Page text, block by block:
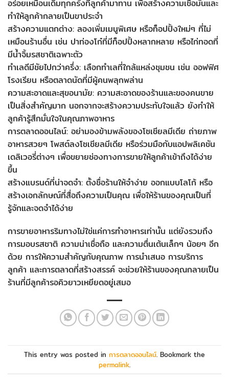
อร่อยเหมือนเดิมทุกครั้งที่ลูกค้ามาทาน เพื่อสร้างความเชื่อมั่นและ
ทำให้ลูกค้ากลายเป็นขาประจำ
สร้างความแตกต่าง: ลองเพิ่มเมนูพิเศษ หรือท็อปปิ้งใหม่ๆ ที่ไม่
เหมือนร้านอื่น เช่น ปาท่องโก๋ที่มีท็อปปิ้งหลากหลาย หรือไก่ทอดที่
มีน้ำจิ้มรสชาติเฉพาะตัว
ทำเลดีมีชัยไปกว่าครึ่ง: เลือกทำเลที่ใกล้แหล่งชุมชน เช่น ออฟฟิศ
โรงเรียน หรือตลาดนัดที่มีผู้คนพลุกพล่าน
ความสะอาดและสุขอนามัย: ความสะอาดของร้านและของคนขาย
เป็นสิ่งสำคัญมาก นอกจากจะสร้างความประทับใจแล้ว ยังทำให้
ลูกค้ารู้สึกมั่นใจในคุณภาพอาหาร
การตลาดออนไลน์: อย่ามองข้ามพลังของโซเชียลมีเดีย ถ่ายภาพ
อาหารสวยๆ โพสต์ลงโซเชียลมีเดีย หรือร่วมมือกับแอปพลิเคชัน
เดลิเวอรี่ต่างๆ เพื่อขยายช่องทางการขายให้ลูกค้าเข้าถึงได้ง่าย
ขึ้น
สร้างแบรนด์ที่น่าจดจำ: ตั้งชื่อร้านให้จำง่าย ออกแบบโลโก้ หรือ
สร้างเอกลักษณ์ที่สื่อถึงความเป็นคุณ เพื่อให้ร้านของคุณเป็นที่
รู้จักและจดจำได้ง่าย
การขายอาหารริมทางไม่ใช่แค่การทำอาหารเท่านั้น แต่ยังรวมถึง
การมอบรสชาติ ความน่าเชื่อถือ และความตื่นเต้นเล็กๆ น้อยๆ อีก
ด้วย การให้ความสำคัญกับคุณภาพ การนำเสนอ การบริการ
ลูกค้า และการตลาดที่สร้างสรรค์ จะช่วยให้ร้านของคุณกลายเป็น
ร้านที่มีลูกค้ารอคิวยาวเหยียดอยู่เสมอ
This entry was posted in การตลาดออนไลน์. Bookmark the
permalink.